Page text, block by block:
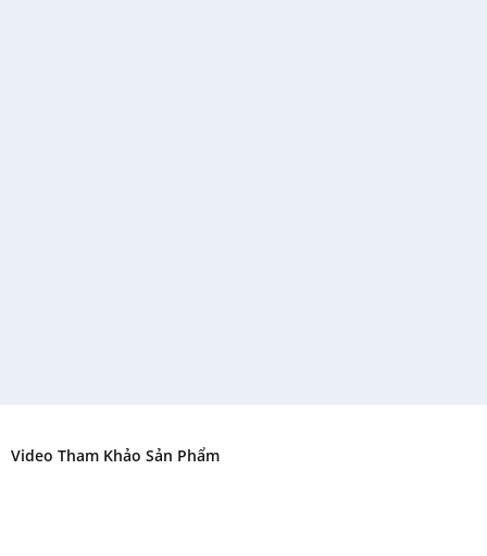
Video Tham Khảo Sản Phẩm